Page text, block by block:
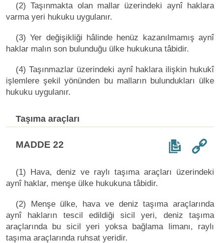
(2) Taşınmakta olan mallar üzerindeki aynî haklara
varma yeri hukuku uygulanır.
(3) Yer değişikliği hâlinde henüz kazanılmamış aynî
haklar malın son bulunduğu ülke hukukuna tâbidir.
(4) Taşınmazlar üzerindeki aynî haklara ilişkin hukukî
işlemlere şekil yönünden bu malların bulundukları ülke
hukuku uygulanır.
Taşıma araçları
MADDE 22
(1) Hava, deniz ve raylı taşıma araçları üzerindeki
aynî haklar, menşe ülke hukukuna tâbidir.
(2) Menşe ülke, hava ve deniz taşıma araçlarında
aynî hakların tescil edildiği sicil yeri, deniz taşıma
araçlarında bu sicil yeri yoksa bağlama limanı, raylı
taşıma araçlarında ruhsat yeridir.